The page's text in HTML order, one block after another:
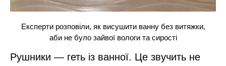
Експерти розповіли, як висушити ванну без витяжки,
аби не було зайвої вологи та сирості
Рушники — геть із ванної. Це звучить не